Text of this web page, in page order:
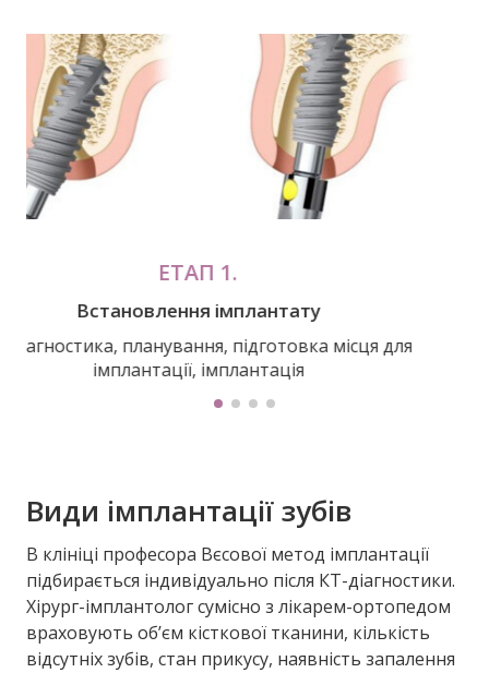
ЕТАП 1.
Встановлення імплантату
КТ діагностика, планування, підготовка місця для
імплантації, імплантація
Види імплантації зубів
В клініці професора Вєсової метод імплантації
підбирається індивідуально після КТ-діагностики.
Хірург-імплантолог сумісно з лікарем-ортопедом
враховують об’єм кісткової тканини, кількість
відсутніх зубів, стан прикусу, наявність запалення